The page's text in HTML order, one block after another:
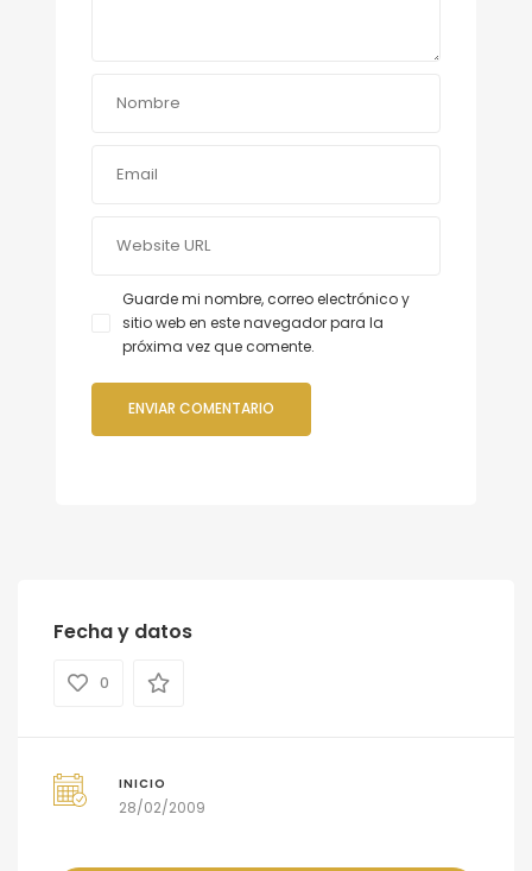
Guarde mi nombre, correo electrónico y
sitio web en este navegador para la
próxima vez que comente.
Fecha y datos
0
INICIO
28/02/2009